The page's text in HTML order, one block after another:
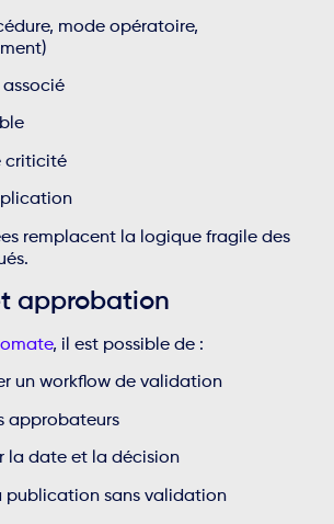
mode opératoire,
associé
criticité
remplacent la logique fragile des
approbation
, il est possible de :
un workflow de validation
approbateurs
la date et la décision
publication sans validation